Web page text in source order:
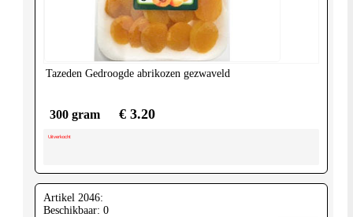
Tazeden Gedroogde abrikozen gezwaveld
300 gram € 3.20
Uitverkocht
Artikel 2046:
Beschikbaar: 0